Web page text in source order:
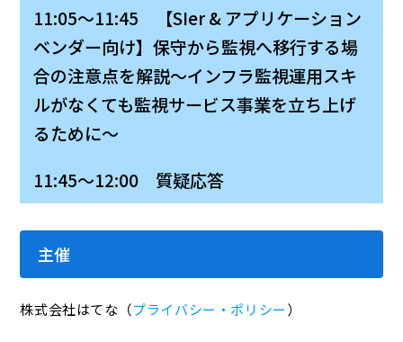
11:05～11:45 【SIer & アプリケーション
ベンダー向け】保守から監視へ移行する場
合の注意点を解説〜インフラ監視運用スキ
ルがなくても監視サービス事業を立ち上げ
るために〜
11:45～12:00 質疑応答
主催
株式会社はてな（プライバシー・ポリシー）